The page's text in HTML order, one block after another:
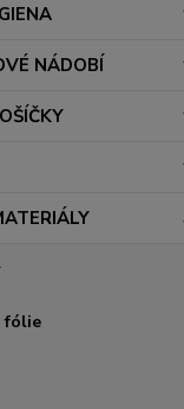
NÁDOBÍ
fólie